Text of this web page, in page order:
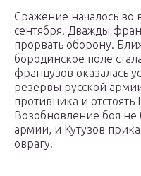
Сражение началось во
сентября. Дважды
прорвать оборону.
бородинское поле
французов оказалась
резервы русской
противника и
Возобновление боя не
армии, и Кутузов
оврагу.